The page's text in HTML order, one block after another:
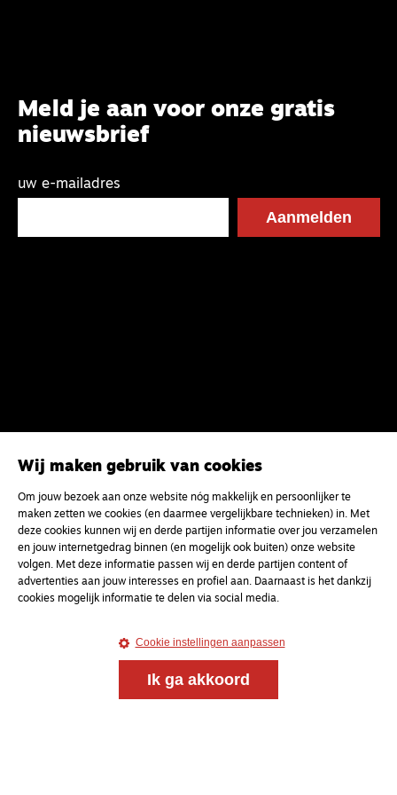
Meld je aan voor onze gratis
nieuwsbrief
uw e-mailadres
MagazineOnderweg
Onderweg is een platform voor ontmoeting, vorming
en gesprek voor christenen onderweg, in het bijzonder
voor de Nederlandse Gereformeerde Kerken.
Magazine
Onderweg
Kvk-nummer 33277063
NL46 INGB 0117 5827 86
info@onderwegonline.nl
Wij maken gebruik van cookies
Om jouw bezoek aan onze website nóg makkelijk en persoonlijker te
maken zetten we cookies (en daarmee vergelijkbare technieken) in. Met
deze cookies kunnen wij en derde partijen informatie over jou verzamelen
en jouw internetgedrag binnen (en mogelijk ook buiten) onze website
volgen. Met deze informatie passen wij en derde partijen content of
advertenties aan jouw interesses en profiel aan. Daarnaast is het dankzij
cookies mogelijk informatie te delen via social media.
Cookie instellingen aanpassen
Ik ga akkoord